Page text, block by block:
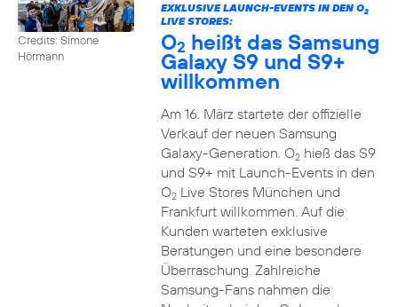
Credits: Simone
Hörmann
EXKLUSIVE LAUNCH-EVENTS IN DEN O2
LIVE STORES:
O2 heißt das Samsung
Galaxy S9 und S9+
willkommen
Am 16. März startete der offizielle
Verkauf der neuen Samsung
Galaxy-Generation. O2hieß das S9
und S9+ mit Launch-Events in den
O2Live Stores München und
Frankfurt willkommen. Auf die
Kunden warteten exklusive
Beratungen und eine besondere
Überraschung. Zahlreiche
Samsung-Fans nahmen die